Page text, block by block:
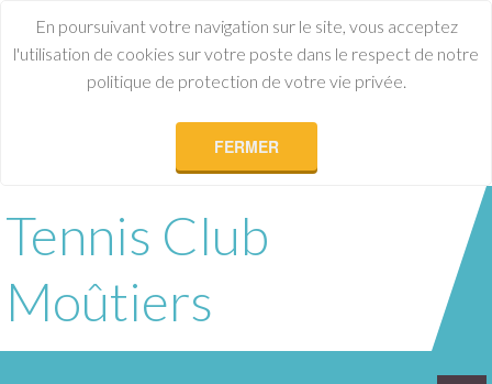
En poursuivant votre navigation sur le site, vous acceptez
l'utilisation de cookies sur votre poste dans le respect de notre
politique de protection de votre vie privée.
FERMER
Tennis Club
Moûtiers